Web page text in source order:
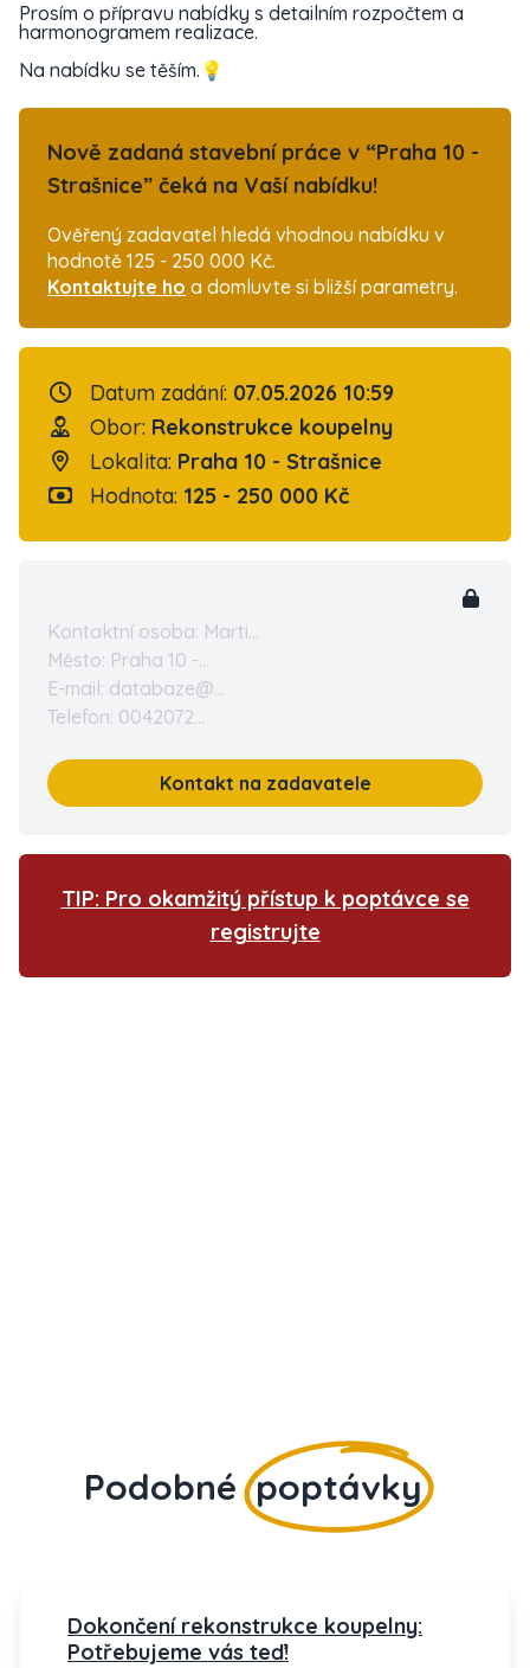
Prosím o přípravu nabídky s detailním rozpočtem a
harmonogramem realizace.
Na nabídku se těším.💡
Nově zadaná stavební práce v “Praha 10 -
Strašnice” čeká na Vaší nabídku!
Ověřený zadavatel hledá vhodnou nabídku v
hodnotě 125 - 250 000 Kč.
Kontaktujte ho a domluvte si bližší parametry.
Datum zadání: 07.05.2026 10:59
Obor: Rekonstrukce koupelny
Lokalita: Praha 10 - Strašnice
Hodnota: 125 - 250 000 Kč
Kontaktní osoba: Marti...
Město: Praha 10 -...
E-mail: databaze@...
Telefon: 0042072...
Kontakt na zadavatele
TIP: Pro okamžitý přístup k poptávce se
registrujte
Podobné poptávky
Dokončení rekonstrukce koupelny:
Potřebujeme vás teď!